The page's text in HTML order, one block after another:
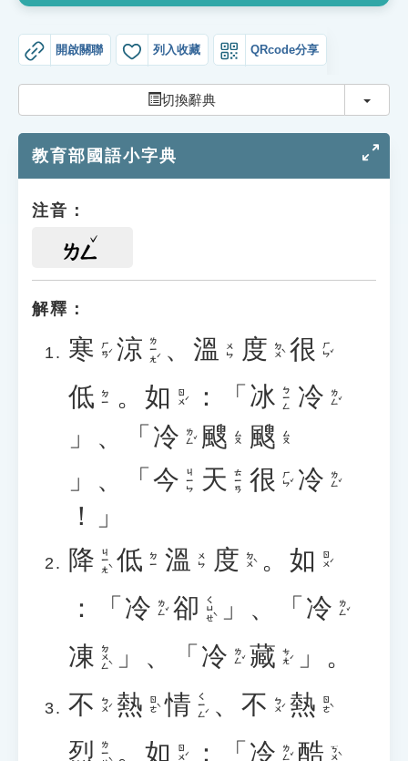
教學應用
開啟關聯 列入收藏 QRcode分享
切換辭典 切換
教育部國語小字典
注音：
ㄌㄥ
解釋：
寒 ㄏㄢˊ 涼 ㄌㄧㄤˊ 、 溫 ㄨㄣ 度 ㄉㄨˋ 很 ㄏㄣˇ
低 ㄉㄧ 。 如 ㄖㄨˊ ：「 冰 ㄅㄧㄥ 冷 ㄌㄥˇ
」、「 冷 ㄌㄥˇ 颼 ㄙㄡ 颼 ㄙㄡ
」、「 今 ㄐㄧㄣ 天 ㄊㄧㄢ 很 ㄏㄣˇ 冷 ㄌㄥˇ
！」
降 ㄐㄧㄤˋ 低 ㄉㄧ 溫 ㄨㄣ 度 ㄉㄨˋ 。 如 ㄖㄨˊ
：「 冷 ㄌㄥˇ 卻 ㄑㄩㄝˋ 」、「 冷 ㄌㄥˇ
凍 ㄉㄨㄥˋ 」、「 冷 ㄌㄥˇ 藏 ㄘㄤˊ
」。
不 ㄅㄨˊ 熱 ㄖㄜˋ 情 ㄑㄧㄥˊ 、 不 ㄅㄨˊ 熱 ㄖㄜˋ
烈 ㄌㄧㄝˋ 。 如 ㄖㄨˊ ：「 冷 ㄌㄥˇ 酷 ㄎㄨˋ